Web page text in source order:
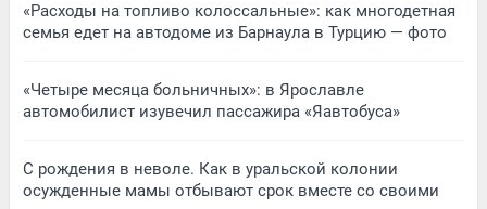
«Расходы на топливо колоссальные»: как многодетная
семья едет на автодоме из Барнаула в Турцию — фото
«Четыре месяца больничных»: в Ярославле
автомобилист изувечил пассажира «Яавтобуса»
С рождения в неволе. Как в уральской колонии
осужденные мамы отбывают срок вместе со своими